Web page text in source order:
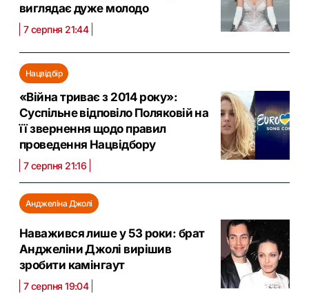
виглядає дуже молодо
7 серпня 21:44
Нацвідбір
«Війна триває з 2014 року»:
Суспільне відповіло Поляковій на
її звернення щодо правил
проведення Нацвідбору
7 серпня 21:16
Анджеліна Джолі
Наважився лише у 53 роки: брат
Анджеліни Джолі вирішив
зробити камінгаут
7 серпня 19:04